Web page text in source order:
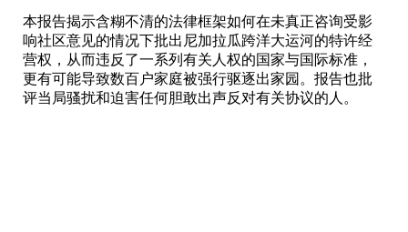
本报告揭示含糊不清的法律框架如何在未真正咨询受影
响社区意见的情况下批出尼加拉瓜跨洋大运河的特许经
营权，从而违反了一系列有关人权的国家与国际标准，
更有可能导致数百户家庭被强行驱逐出家园。报告也批
评当局骚扰和迫害任何胆敢出声反对有关协议的人。